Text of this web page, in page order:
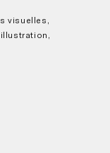
visuelles,